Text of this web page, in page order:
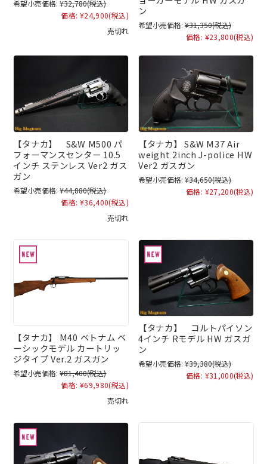
希望小売価格: ¥32,780(税込)
価格: ¥24,900(税込)
売切れ
ン
希望小売価格: ¥31,350(税込)
価格: ¥23,800(税込)
【タナカ】 S&W M500 パ
フォーマンスセンター 10.5
インチ ステンレス Ver2 ガス
ガン
希望小売価格: ¥44,880(税込)
価格: ¥36,400(税込)
売切れ
【タナカ】 S&W M37 Air
weight 2inch J-police HW
Ver2 ガスガン
希望小売価格: ¥34,650(税込)
価格: ¥27,200(税込)
【タナカ】 M40 ベトナム ベ
ーシックモデル カートリッ
ジタイプ Ver.2 ガスガン
希望小売価格: ¥81,400(税込)
価格: ¥69,980(税込)
売切れ
【タナカ】 コルトパイソン
4インチ Rモデル HW ガスガ
ン
希望小売価格: ¥39,380(税込)
価格: ¥31,000(税込)